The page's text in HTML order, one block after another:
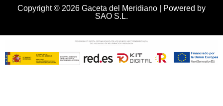
Copyright © 2026 Gaceta del Meridiano | Powered by
SAO S.L.